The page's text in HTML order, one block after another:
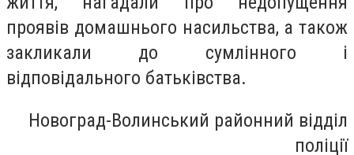
проявів домашнього насильства, a також
закликали до сумлінного і
відповідального батьківства.
Новоград-Волинський районний відділ
поліції